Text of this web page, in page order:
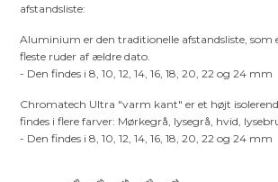
afstandsliste:
Aluminium er den traditionelle afstandsliste, som
fleste ruder af ældre dato.
- Den findes i 8, 10, 12, 14, 16, 18, 20, 22 og 24 mm
Chromatech Ultra "varm kant" er et højt
findes i flere farver: Mørkegrå, lysegrå, hvid,
- Den findes i 8, 10, 12, 14, 16, 18, 20, 22 og 24 mm